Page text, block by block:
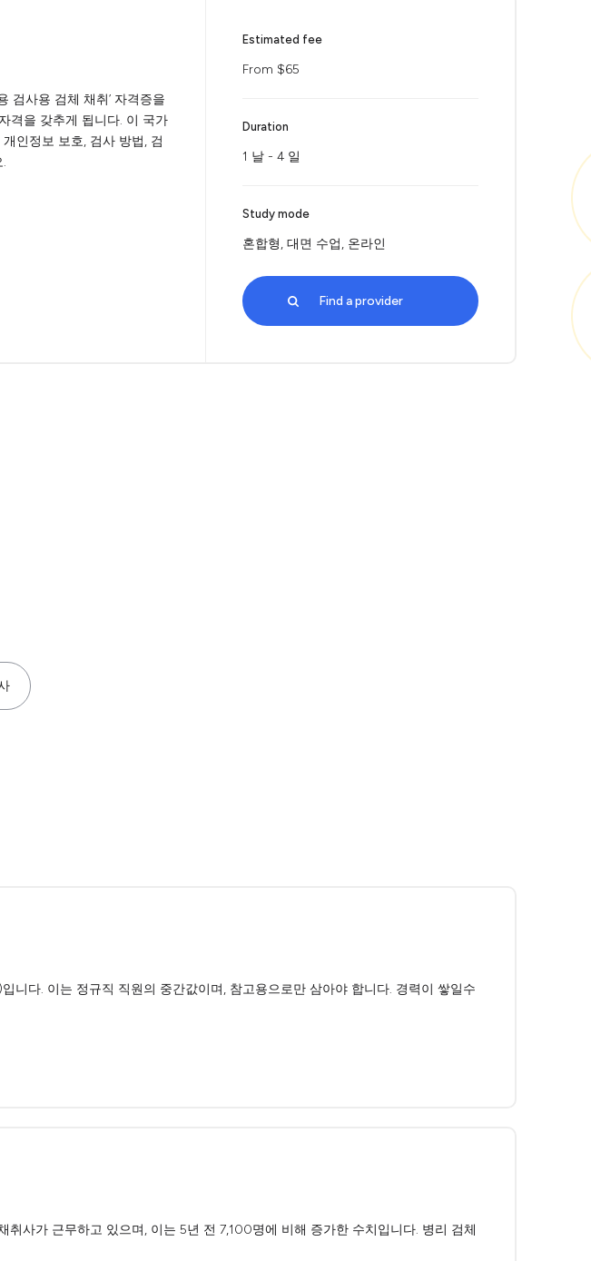
검사용 검체 채취’ 자격증을
격을 갖추게 됩니다. 이 국가
인정보 보호, 검사 방법, 검
Estimated fee
From $65
Duration
1 날 - 4 일
Study mode
혼합형, 대면 수업, 온라인
Find a provider
다. 이는 정규직 직원의 중간값이며, 참고용으로만 삼아야 합니다. 경력이 쌓일수
사가 근무하고 있으며, 이는 5년 전 7,100명에 비해 증가한 수치입니다. 병리 검체